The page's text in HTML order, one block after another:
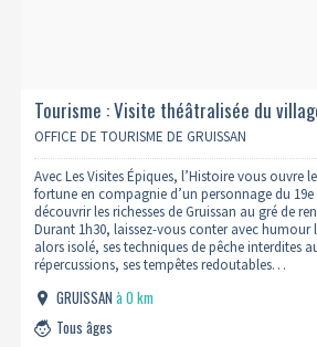
Tourisme : Visite théâtralisée du
OFFICE DE TOURISME DE GRUISSAN
Avec Les Visites Épiques, l’Histoire vous ouvre
fortune en compagnie d’un personnage du 19e
découvrir les richesses de Gruissan au gré de
Durant 1h30, laissez-vous conter avec humour
alors isolé, ses techniques de pêche interdites
répercussions, ses tempêtes redoutables…
GRUISSANà 0 km
Tous âges